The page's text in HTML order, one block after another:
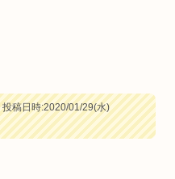
投稿日時:2020/01/29(水)